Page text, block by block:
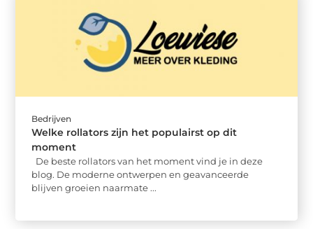
Bedrijven
Welke rollators zijn het populairst op dit
moment
De beste rollators van het moment vind je in deze
blog. De moderne ontwerpen en geavanceerde
blijven groeien naarmate ...